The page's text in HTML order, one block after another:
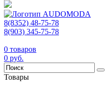
8(8352) 48-75-78
8(903) 345-75-78
0 товаров
0 руб.
Товары